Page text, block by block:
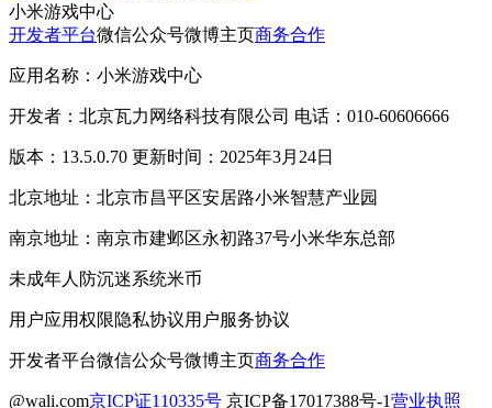
小米游戏中心
开发者平台微信公众号微博主页商务合作
应用名称：小米游戏中心
开发者：北京瓦力网络科技有限公司 电话：010-60606666
版本：13.5.0.70 更新时间：2025年3月24日
北京地址：北京市昌平区安居路小米智慧产业园
南京地址：南京市建邺区永初路37号小米华东总部
未成年人防沉迷系统米币
用户应用权限隐私协议用户服务协议
开发者平台微信公众号微博主页商务合作
@wali.com京ICP证110335号 京ICP备17017388号-1营业执照